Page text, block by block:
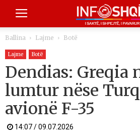
Ballina Lajme Botë
Lajme Botë
Dendias: Greqia
lumtur nëse
avionë F-35
14:07 / 09.07.2026